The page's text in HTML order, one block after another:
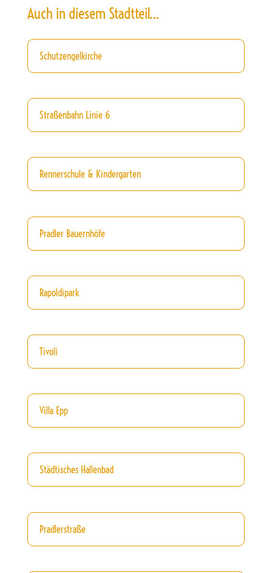
Auch in diesem Stadtteil…
Schutzengelkirche
Straßenbahn Linie 6
Rennerschule & Kindergarten
Pradler Bauernhöfe
Rapoldipark
Tivoli
Villa Epp
Städtisches Hallenbad
Pradlerstraße